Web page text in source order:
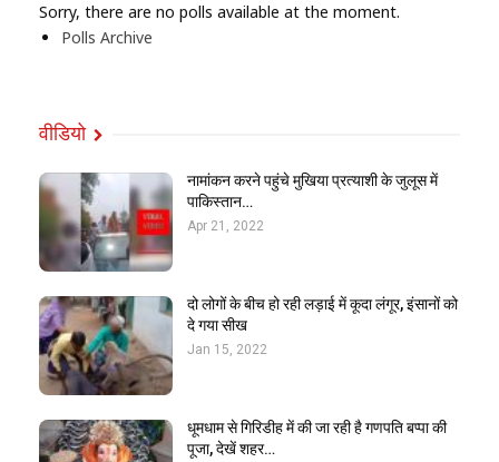
Sorry, there are no polls available at the moment.
Polls Archive
वीडियो
नामांकन करने पहुंचे मुखिया प्रत्याशी के जुलूस में
पाकिस्तान…
Apr 21, 2022
दो लोगों के बीच हो रही लड़ाई में कूदा लंगूर, इंसानों को
दे गया सीख
Jan 15, 2022
धूमधाम से गिरिडीह में की जा रही है गणपति बप्पा की
पूजा, देखें शहर…